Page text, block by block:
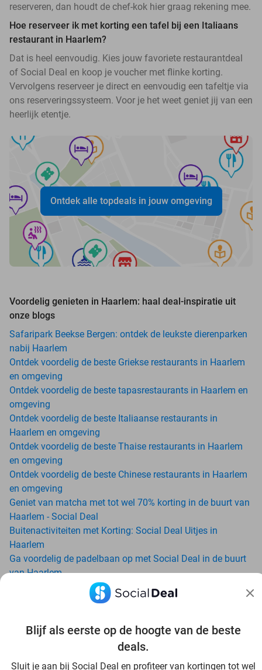
Blijf als eerste op de hoogte van de beste
deals.
Sluit je aan bij Social Deal en profiteer van kortingen tot wel
reserveren, dan houdt de chef-kok hier graag rekening mee.
Hoe reserveer ik met korting een tafel bij een Italiaans
restaurant in Haarlem?
Dat is heel eenvoudig. Kies jouw favoriete restaurantdeal
of Social Deal en koop je voucher met flinke korting.
Vervolgens reserveer je direct en eenvoudig een tafeltje via
ons reserveringssysteem. Voor je het weet geniet jij van een
heerlijk etentje.
Ontdek alle topdeals in jouw omgeving
Voordelig genieten in Haarlem: haal deal-inspiratie uit
onze blogs
Safaripark Beekse Bergen: ontdek de leukste dierenparken
nabij Haarlem
Ontdek voordelig de beste Griekse restaurants in Haarlem
en omgeving
Ontdek voordelig de beste tapasrestaurants in Haarlem en
omgeving
Ontdek voordelig de beste Italiaanse restaurants in
Haarlem en omgeving
Ontdek voordelig de beste Thaise restaurants in Haarlem
en omgeving
Ontdek voordelig de beste Chinese restaurants in Haarlem
en omgeving
Geniet van matcha met tot wel 70% korting in de buurt van
Haarlem - Social Deal
Buitenactiviteiten met Korting: Social Deal Uitjes in
Haarlem
Ga voordelig de padelbaan op met Social Deal in de buurt
van Haarlem
Geniet van je vakantie in Haarlem in Nederland met Social
Ervaar de kwaliteit van het Van der Valk hotel in Haarlem